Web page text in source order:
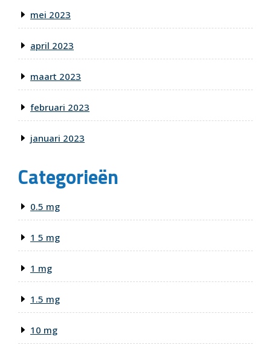
mei 2023
april 2023
maart 2023
februari 2023
januari 2023
Categorieën
0.5 mg
1 5 mg
1 mg
1.5 mg
10 mg